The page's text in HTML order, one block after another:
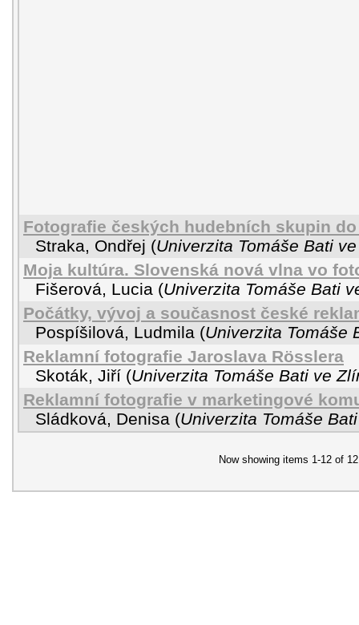
Fotografie českých hudebních skupin
Straka, Ondřej (Univerzita Tomáše Bati
Moja kultúra. Slovenská nová vlna vo
Fišerová, Lucia (Univerzita Tomáše Bati
Počátky, vývoj a současnost české
Pospíšilová, Ludmila (Univerzita Tomáše
Reklamní fotografie Jaroslava Rösslera
Skoták, Jiří (Univerzita Tomáše Bati ve
Reklamní fotografie v marketingové
Sládková, Denisa (Univerzita Tomáše
Now showing items 1-12 of 12